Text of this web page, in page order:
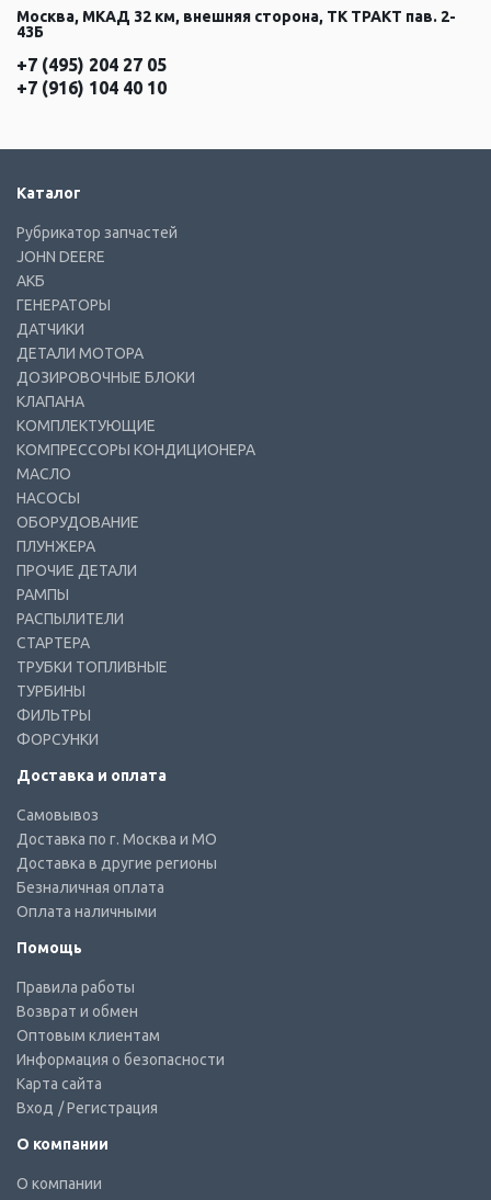
Москва, МКАД 32 км, внешняя сторона, ТК ТРАКТ пав. 2-
43Б
+7 (495) 204 27 05
+7 (916) 104 40 10
Каталог
Рубрикатор запчастей
JOHN DEERE
АКБ
ГЕНЕРАТОРЫ
ДАТЧИКИ
ДЕТАЛИ МОТОРА
ДОЗИРОВОЧНЫЕ БЛОКИ
КЛАПАНА
КОМПЛЕКТУЮЩИЕ
КОМПРЕССОРЫ КОНДИЦИОНЕРА
МАСЛО
НАСОСЫ
ОБОРУДОВАНИЕ
ПЛУНЖЕРА
ПРОЧИЕ ДЕТАЛИ
РАМПЫ
РАСПЫЛИТЕЛИ
СТАРТЕРА
ТРУБКИ ТОПЛИВНЫЕ
ТУРБИНЫ
ФИЛЬТРЫ
ФОРСУНКИ
Доставка и оплата
Самовывоз
Доставка по г. Москва и МО
Доставка в другие регионы
Безналичная оплата
Оплата наличными
Помощь
Правила работы
Возврат и обмен
Оптовым клиентам
Информация о безопасности
Карта сайта
Вход / Регистрация
О компании
О компании